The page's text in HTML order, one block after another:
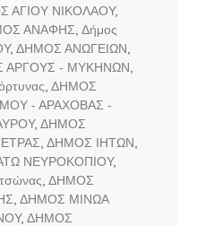
ΑΓΙΟΥ ΝΙΚΟΛΑΟΥ,
ΑΝΑΦΗΣ Δήμος
, ΔΗΜΟΣ ΑΝΩΓΕΙΩΝ
ΑΡΓΟΥΣ - ΜΥΚΗΝΩΝ
ΔΗΜΟΣ
- ΑΡΑΧΟΒΑΣ -
, ΔΗΜΟΣ
ΔΗΜΟΣ ΙΗΤΩΝ
ΝΕΥΡΟΚΟΠΙΟΥ,
ΔΗΜΟΣ
ΔΗΜΟΣ ΜΙΝΩΑ
, ΔΗΜΟΣ